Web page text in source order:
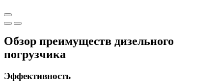
Обзор преимуществ дизельного
погрузчика
Эффективность